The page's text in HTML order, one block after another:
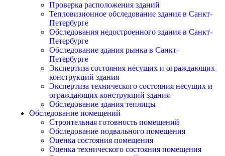
Проверка расположения зданий
Тепловизионное обследование здания в Санкт-
Петербурге
Обследования недостроенного здания в Санкт-
Петербурге
Обследование здания рынка в Санкт-
Петербурге
Экспертиза состояния несущих и ограждающих
конструкций здания
Экспертиза технического состояния несущих и
ограждающих конструкций здания
Обследование здания теплицы
Обследование помещений
Строительная готовность помещений
Обследование подвального помещения
Оценка состояния помещения
Оценка технического состояния помещения